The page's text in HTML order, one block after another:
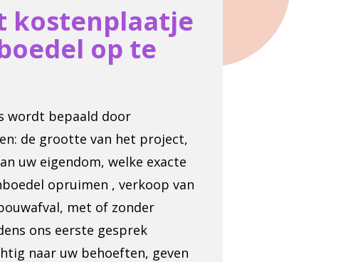
kostenplaatje
op te
wordt bepaald door
de grootte van het project,
uw eigendom, welke exacte
opruimen , verkoop van
met of zonder
ons eerste gesprek
naar uw behoeften, geven